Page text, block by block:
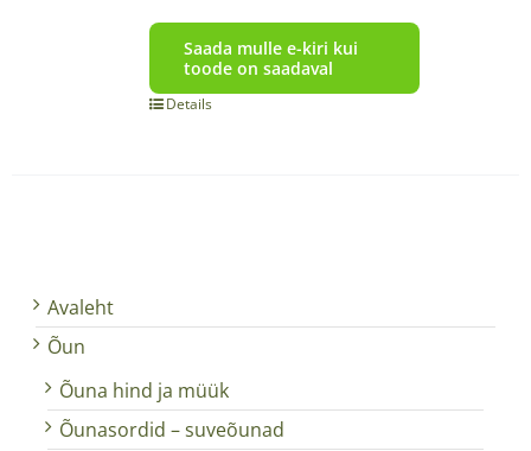
Saada mulle e-kiri kui
toode on saadaval
Details
Avaleht
Õun
Õuna hind ja müük
Õunasordid – suveõunad